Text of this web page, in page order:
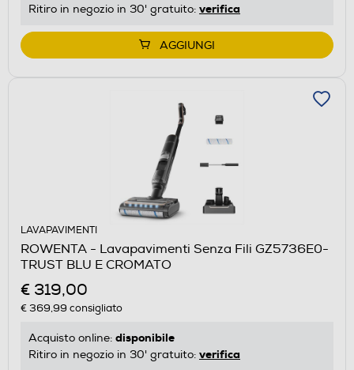
Ritiro in negozio in 30' gratuito: verifica
AGGIUNGI
LAVAPAVIMENTI
ROWENTA - Lavapavimenti Senza Fili GZ5736E0-
TRUST BLU E CROMATO
€ 319,00
€ 369,99 consigliato
Acquisto online: disponibile
Ritiro in negozio in 30' gratuito: verifica